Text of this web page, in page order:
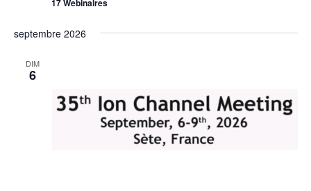
17 Webinaires
septembre 2026
DIM
6